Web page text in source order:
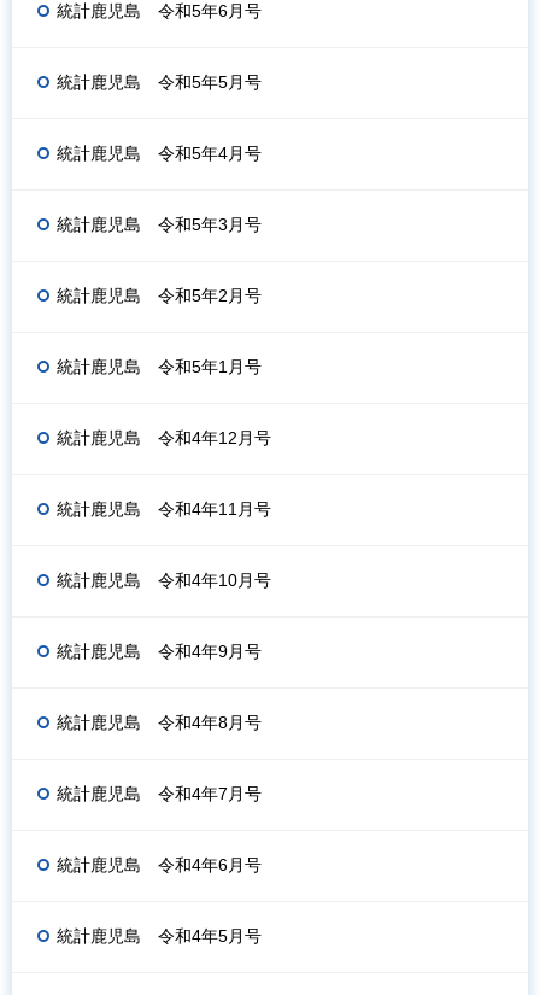
統計鹿児島 令和5年6月号
統計鹿児島 令和5年5月号
統計鹿児島 令和5年4月号
統計鹿児島 令和5年3月号
統計鹿児島 令和5年2月号
統計鹿児島 令和5年1月号
統計鹿児島 令和4年12月号
統計鹿児島 令和4年11月号
統計鹿児島 令和4年10月号
統計鹿児島 令和4年9月号
統計鹿児島 令和4年8月号
統計鹿児島 令和4年7月号
統計鹿児島 令和4年6月号
統計鹿児島 令和4年5月号